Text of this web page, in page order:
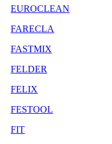
EUROCLEAN
FARECLA
FASTMIX
FELDER
FELIX
FESTOOL
FIT